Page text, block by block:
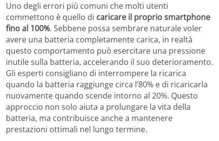
Uno degli errori più comuni che molti utenti
commettono è quello di caricare il proprio smartphone
fino al 100%. Sebbene possa sembrare naturale voler
avere una batteria completamente carica, in realtà
questo comportamento può esercitare una pressione
inutile sulla batteria, accelerando il suo deterioramento.
Gli esperti consigliano di interrompere la ricarica
quando la batteria raggiunge circa l’80% e di ricaricarla
nuovamente quando scende intorno al 20%. Questo
approccio non solo aiuta a prolungare la vita della
batteria, ma contribuisce anche a mantenere
prestazioni ottimali nel lungo termine.